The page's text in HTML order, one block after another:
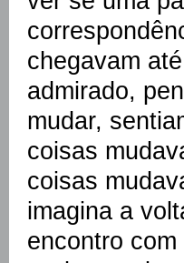
chegavam
admirado,
mudar,
coisas
coisas
imagina a
encontro